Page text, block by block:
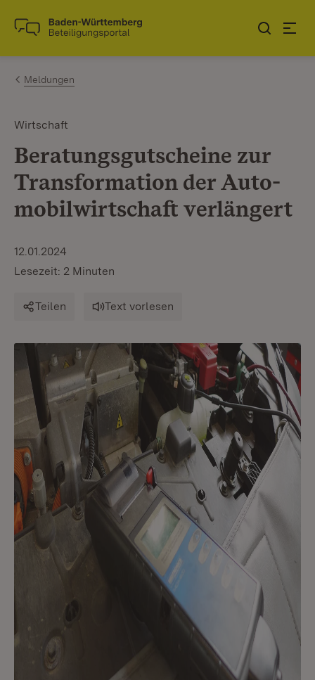
Zum Inhalt springen
Link zur Startseite
Meldungen
Wirtschaft
Beratungsgutscheine zur
Transformation der Auto­
mobilwirtschaft verlängert
12.01.2024
Lesezeit: 2 Minuten
Teilen Text vorlesen